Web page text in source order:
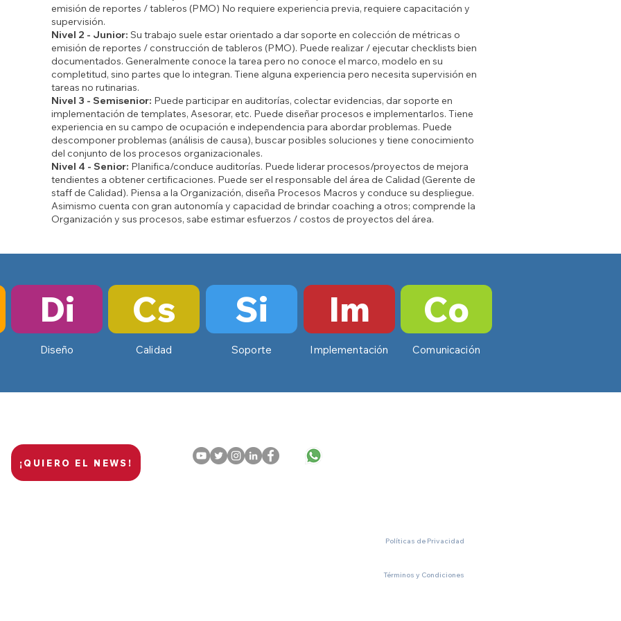
emisión de reportes / tableros (PMO) No requiere experiencia previa, requiere capacitación y
supervisión.​
Nivel 2 - Junior: Su trabajo suele estar orientado a dar soporte en colección de métricas o
emisión de reportes / construcción de tableros (PMO). Puede realizar / ejecutar checklists bien
documentados. Generalmente conoce la tarea pero no conoce el marco, modelo en su
completitud, sino partes que lo integran. Tiene alguna experiencia pero necesita supervisión en
tareas no rutinarias.​
Nivel 3 - Semisenior: Puede participar en auditorías, colectar evidencias, dar soporte en
implementación de templates, Asesorar, etc. Puede diseñar procesos e implementarlos. Tiene
experiencia en su campo de ocupación e independencia para abordar problemas. Puede
descomponer problemas (análisis de causa), buscar posibles soluciones y tiene conocimiento
del conjunto de los procesos organizacionales.​
Nivel 4 - Senior: Planifica/conduce auditorías. Puede liderar procesos/proyectos de mejora
tendientes a obtener certificaciones. Puede ser el responsable del área de Calidad (Gerente de
staff de Calidad). Piensa a la Organización, diseña Procesos Macros y conduce su despliegue.
Asimismo cuenta con gran autonomía y capacidad de brindar coaching a otros; comprende la
Organización y sus procesos, sabe estimar esfuerzos / costos de proyectos del área.
Di
Diseño
Cs
Calidad
Si
Soporte
Im
Implementación
Co
Comunicación
¡QUIERO EL NEWS!
Políticas de Privacidad
Términos y Condiciones